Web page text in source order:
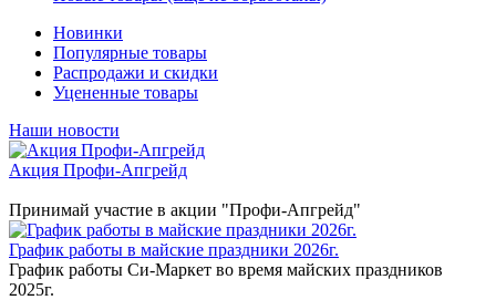
Новинки
Популярные товары
Распродажи и скидки
Уцененные товары
Наши новости
Акция Профи-Апгрейд
Принимай участие в акции "Профи-Апгрейд"
График работы в майские праздники 2026г.
График работы Си-Маркет во время майских праздников
2025г.